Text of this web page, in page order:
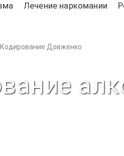
Лечение наркомании
Кодирование Довженко